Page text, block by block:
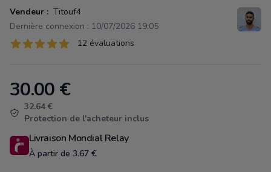
Vendeur : Titouf4
Dernière connexion : 10/07/2026 19:05
Évaluations
12 sur 5 étoiles 12 évaluations
Product information
30.00 €
32.64 €
Protection de l'acheteur inclus
Livraison Mondial Relay
À partir de 3.67 €